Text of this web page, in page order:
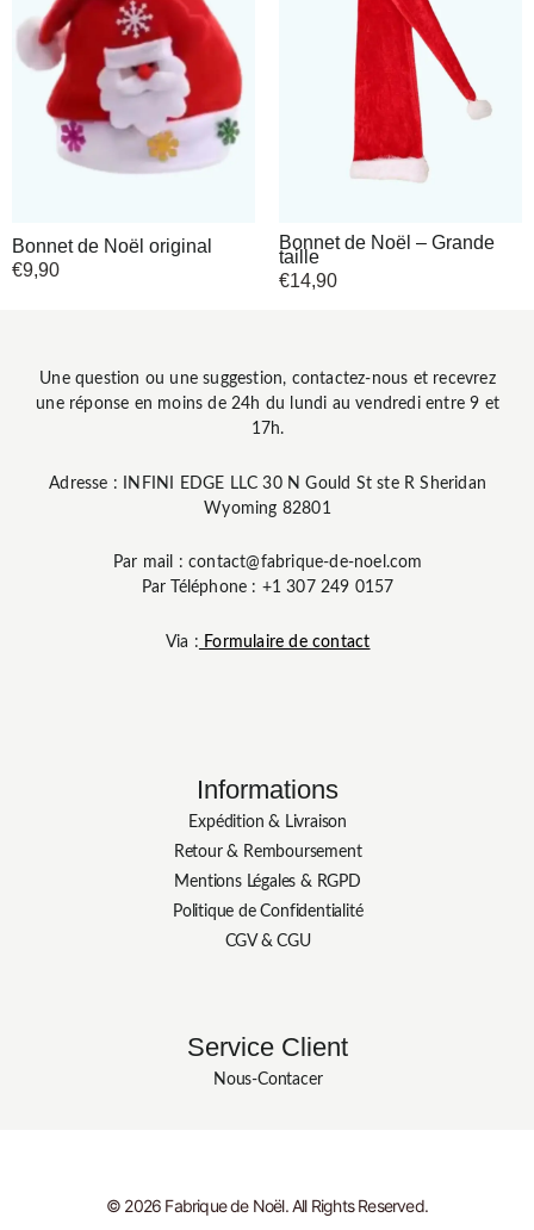
Bonnet de Noël original
€9,90
Bonnet de Noël – Grande
taille
€14,90
Une question ou une suggestion, contactez-nous et recevrez
une réponse en moins de 24h du lundi au vendredi entre 9 et
17h.
Adresse : INFINI EDGE LLC 30 N Gould St ste R Sheridan
Wyoming 82801
Par mail : contact@fabrique-de-noel.com
Par Téléphone : +1 307 249 0157
Via : Formulaire de contact
Informations
Expédition & Livraison
Retour & Remboursement
Mentions Légales & RGPD
Politique de Confidentialité
CGV & CGU
Service Client
Nous-Contacer
© 2026 Fabrique de Noël. All Rights Reserved.